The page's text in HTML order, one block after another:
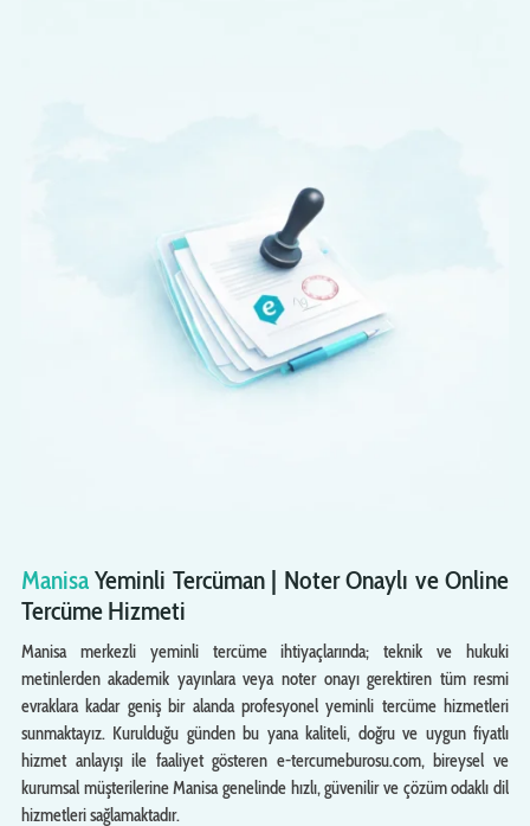
ManisaYeminli Tercüman | Noter Onaylı ve Online
Tercüme Hizmeti
Manisa merkezli yeminli tercüme ihtiyaçlarında; teknik ve hukuki
metinlerden akademik yayınlara veya noter onayı gerektiren tüm resmi
evraklara kadar geniş bir alanda profesyonel yeminli tercüme hizmetleri
sunmaktayız. Kurulduğu günden bu yana kaliteli, doğru ve uygun fiyatlı
hizmet anlayışı ile faaliyet gösteren e-tercumeburosu.com, bireysel ve
kurumsal müşterilerine Manisa genelinde hızlı, güvenilir ve çözüm odaklı dil
hizmetleri sağlamaktadır.